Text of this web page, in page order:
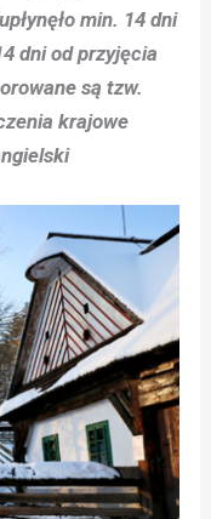
min. 14 dni
dni od przyjęcia
są tzw.
krajowe